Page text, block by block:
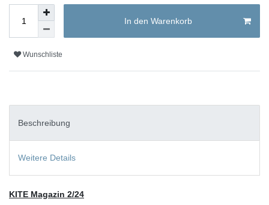
In den Warenkorb
Wunschliste
Beschreibung
Weitere Details
KITE Magazin 2/24